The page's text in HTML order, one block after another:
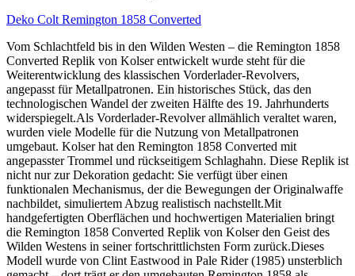
Deko Colt Remington 1858 Converted
Vom Schlachtfeld bis in den Wilden Westen – die Remington 1858
Converted Replik von Kolser entwickelt wurde steht für die
Weiterentwicklung des klassischen Vorderlader-Revolvers,
angepasst für Metallpatronen. Ein historisches Stück, das den
technologischen Wandel der zweiten Hälfte des 19. Jahrhunderts
widerspiegelt.Als Vorderlader-Revolver allmählich veraltet waren,
wurden viele Modelle für die Nutzung von Metallpatronen
umgebaut. Kolser hat den Remington 1858 Converted mit
angepasster Trommel und rückseitigem Schlaghahn. Diese Replik ist
nicht nur zur Dekoration gedacht: Sie verfügt über einen
funktionalen Mechanismus, der die Bewegungen der Originalwaffe
nachbildet, simuliertem Abzug realistisch nachstellt.Mit
handgefertigten Oberflächen und hochwertigen Materialien bringt
die Remington 1858 Converted Replik von Kolser den Geist des
Wilden Westens in seiner fortschrittlichsten Form zurück.Dieses
Modell wurde von Clint Eastwood in Pale Rider (1985) unsterblich